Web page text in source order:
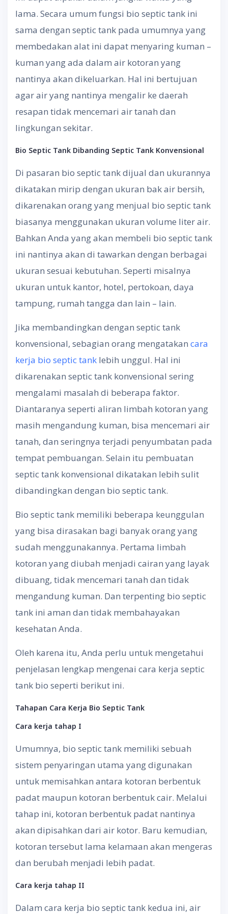
lama. Secara umum fungsi bio septic tank ini
sama dengan septic tank pada umumnya yang
membedakan alat ini dapat menyaring kuman –
kuman yang ada dalam air kotoran yang
nantinya akan dikeluarkan. Hal ini bertujuan
agar air yang nantinya mengalir ke daerah
resapan tidak mencemari air tanah dan
lingkungan sekitar.
Bio Septic Tank Dibanding Septic Tank Konvensional
Di pasaran bio septic tank dijual dan ukurannya
dikatakan mirip dengan ukuran bak air bersih,
dikarenakan orang yang menjual bio septic tank
biasanya menggunakan ukuran volume liter air.
Bahkan Anda yang akan membeli bio septic tank
ini nantinya akan di tawarkan dengan berbagai
ukuran sesuai kebutuhan. Seperti misalnya
ukuran untuk kantor, hotel, pertokoan, daya
tampung, rumah tangga dan lain – lain.
Jika membandingkan dengan septic tank
konvensional, sebagian orang mengatakan cara
kerja bio septic tank lebih unggul. Hal ini
dikarenakan septic tank konvensional sering
mengalami masalah di beberapa faktor.
Diantaranya seperti aliran limbah kotoran yang
masih mengandung kuman, bisa mencemari air
tanah, dan seringnya terjadi penyumbatan pada
tempat pembuangan. Selain itu pembuatan
septic tank konvensional dikatakan lebih sulit
dibandingkan dengan bio septic tank.
Bio septic tank memiliki beberapa keunggulan
yang bisa dirasakan bagi banyak orang yang
sudah menggunakannya. Pertama limbah
kotoran yang diubah menjadi cairan yang layak
dibuang, tidak mencemari tanah dan tidak
mengandung kuman. Dan terpenting bio septic
tank ini aman dan tidak membahayakan
kesehatan Anda.
Oleh karena itu, Anda perlu untuk mengetahui
penjelasan lengkap mengenai cara kerja septic
tank bio seperti berikut ini.
Tahapan Cara Kerja Bio Septic Tank
Cara kerja tahap I
Umumnya, bio septic tank memiliki sebuah
sistem penyaringan utama yang digunakan
untuk memisahkan antara kotoran berbentuk
padat maupun kotoran berbentuk cair. Melalui
tahap ini, kotoran berbentuk padat nantinya
akan dipisahkan dari air kotor. Baru kemudian,
kotoran tersebut lama kelamaan akan mengeras
dan berubah menjadi lebih padat.
Cara kerja tahap II
Dalam cara kerja bio septic tank kedua ini, air